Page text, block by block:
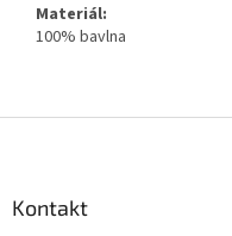
Materiál:
100% bavlna
Kontakt